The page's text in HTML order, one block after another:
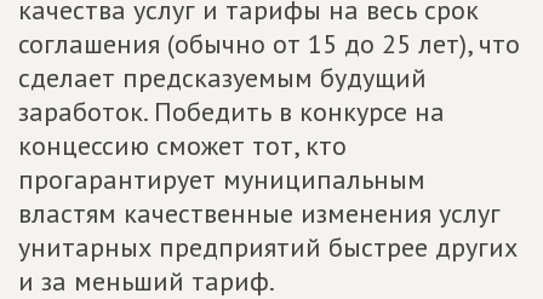
качества услуг и тарифы на весь срок
соглашения (обычно от 15 до 25 лет), что
сделает предсказуемым будущий
заработок. Победить в конкурсе на
концессию сможет тот, кто
прогарантирует муниципальным
властям качественные изменения услуг
унитарных предприятий быстрее других
и за меньший тариф.